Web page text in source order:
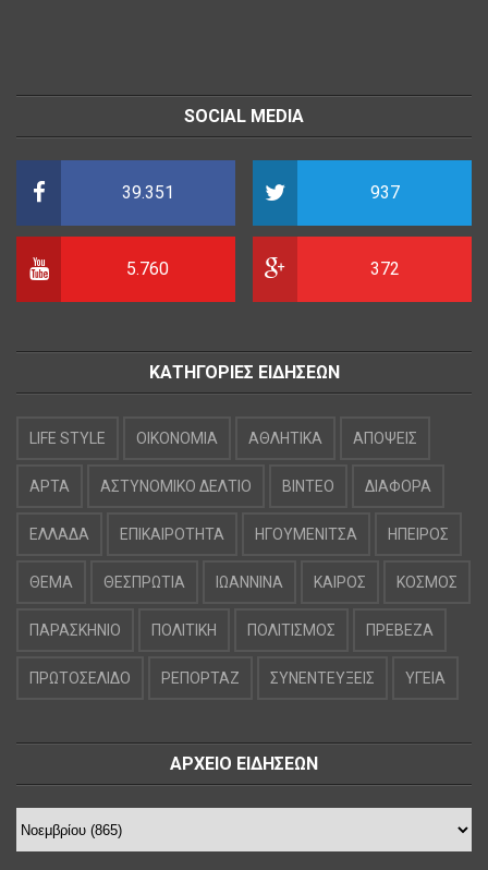
SOCIAL MEDIA
39.351 937
5.760 372
ΚΑΤΗΓΟΡΙΕΣ ΕΙΔΗΣΕΩΝ
LIFE STYLE OIKONOMIA ΑΘΛΗΤΙΚΑ ΑΠΟΨΕΙΣ
ΑΡΤΑ ΑΣΤΥΝΟΜΙΚΟ ΔΕΛΤΙΟ ΒΙΝΤΕΟ ΔΙΑΦΟΡΑ
ΕΛΛΑΔΑ ΕΠΙΚΑΙΡΟΤΗΤΑ ΗΓΟΥΜΕΝΙΤΣΑ ΗΠΕΙΡΟΣ
ΘΕΜΑ ΘΕΣΠΡΩΤΙΑ ΙΩΑΝΝΙΝΑ ΚΑΙΡΟΣ ΚΟΣΜΟΣ
ΠΑΡΑΣΚΗΝΙΟ ΠΟΛΙΤΙΚΗ ΠΟΛΙΤΙΣΜΟΣ ΠΡΕΒΕΖΑ
ΠΡΩΤΟΣΕΛΙΔΟ ΡΕΠΟΡΤΑΖ ΣΥΝΕΝΤΕΥΞΕΙΣ ΥΓΕΙΑ
ΑΡΧΕΙΟ ΕΙΔΗΣΕΩΝ